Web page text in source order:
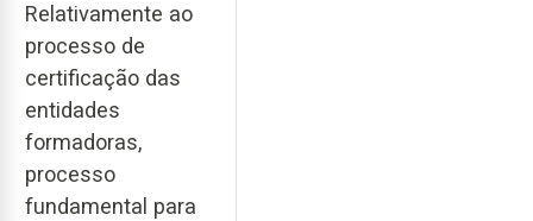
Relativamente ao
processo de
certificação das
entidades
formadoras,
processo
fundamental para